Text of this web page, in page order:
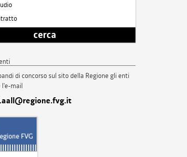
cerca
di concorso sul sito della Regione gli enti
l'e-mail